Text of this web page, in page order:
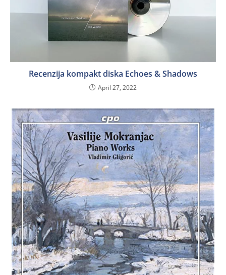
Recenzija kompakt diska Echoes & Shadows
April 27, 2022